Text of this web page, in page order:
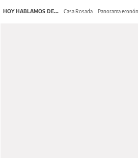
HOY HABLAMOS DE... Casa Rosada Panorama